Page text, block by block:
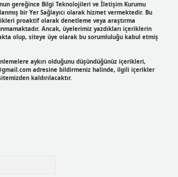
gereğince Bilgi Teknolojileri ve İletişim Kurumu
bir Yer Sağlayıcı olarak hizmet vermektedir. Bu
proaktif olarak denetleme veya araştırma
Ancak, üyelerimiz yazdıkları içeriklerin
olup, siteye üye olarak bu sorumluluğu kabul etmiş
aykırı olduğunu düşündüğünüz içerikleri,
adresine bildirmeniz halinde, ilgili içerikler
kaldırılacaktır.